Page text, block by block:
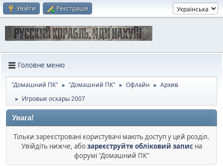
Увійти Реєстрація
Головне меню
"Домашний ПК" ► "Домашний ПК" ► Офлайн ► Архив
► Игровые оскары 2007
Увага!
Тільки зареєстровані користувачі мають доступ у цей розділ.
Увійдіть нижче, абозареєструйте обліковий записна
форумі "Домашний ПК"